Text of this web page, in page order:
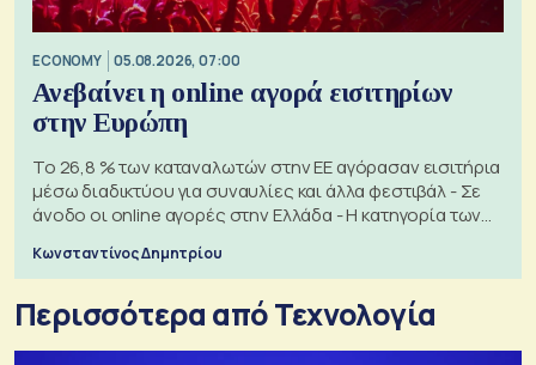
ECONOMY 05.08.2026, 07:00
Ανεβαίνει η online αγορά εισιτηρίων
στην Ευρώπη
Το 26,8 % των καταναλωτών στην ΕΕ αγόρασαν εισιτήρια
μέσω διαδικτύου για συναυλίες και άλλα φεστιβάλ - Σε
άνοδο οι online αγορές στην Ελλάδα - Η κατηγορία των
Κωνσταντίνος Δημητρίου
Περισσότερα από Τεχνολογία